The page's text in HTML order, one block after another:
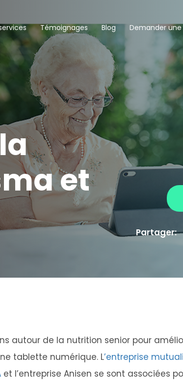
Témoignages Blog Demander
et
Partager:
autour de la nutrition senior pour
tablette numérique. L’entreprise
et l’entreprise Anisen se sont associées